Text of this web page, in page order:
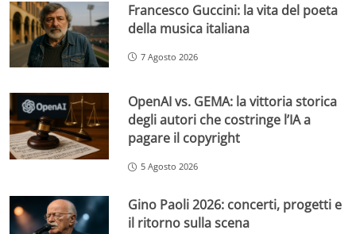
Francesco Guccini: la vita del poeta
della musica italiana
7 Agosto 2026
OpenAI vs. GEMA: la vittoria storica
degli autori che costringe l’IA a
pagare il copyright
5 Agosto 2026
Gino Paoli 2026: concerti, progetti e
il ritorno sulla scena